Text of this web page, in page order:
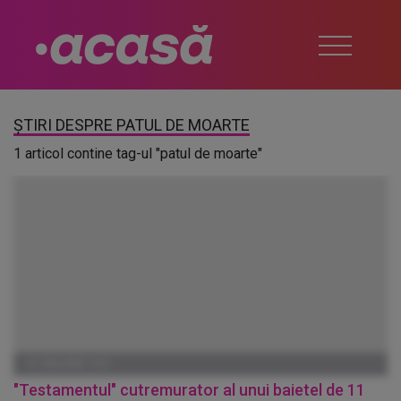
ȘTIRI DESPRE PATUL DE MOARTE
1 articol contine tag-ul "patul de moarte"
"Testamentul" cutremurator al unui baietel de 11